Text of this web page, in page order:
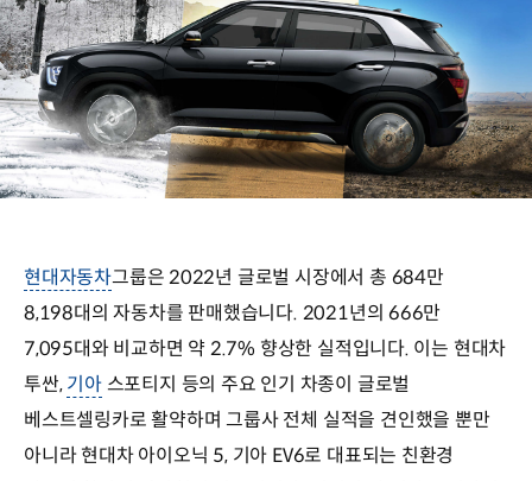
현대자동차그룹은 2022년 글로벌 시장에서 총 684만
8,198대의 자동차를 판매했습니다. 2021년의 666만
7,095대와 비교하면 약 2.7% 향상한 실적입니다. 이는 현대차
투싼,기아스포티지 등의 주요 인기 차종이 글로벌
베스트셀링카로 활약하며 그룹사 전체 실적을 견인했을 뿐만
아니라 현대차 아이오닉 5, 기아 EV6로 대표되는 친환경